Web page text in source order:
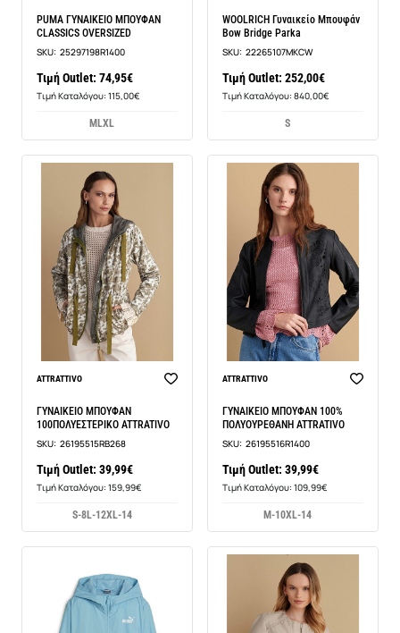
PUMA ΓΥΝΑΙΚΕΙΟ ΜΠΟΥΦΑΝ
CLASSICS OVERSIZED
SKU: 25297198R1400
Τιμή Outlet: 74,95€
Τιμή Καταλόγου: 115,00€
M LXL
WOOLRICH Γυναικείο Μπουφάν
Bow Bridge Parka
SKU: 22265107MKCW
Τιμή Outlet: 252,00€
Τιμή Καταλόγου: 840,00€
S
ATTRATTIVO
ΓΥΝΑΙΚΕΙΟ ΜΠΟΥΦΑΝ
100ΠΟΛΥΕΣΤΕΡΙΚΟ ATTRATIVO
SKU: 26195515RB268
Τιμή Outlet: 39,99€
Τιμή Καταλόγου: 159,99€
S-8L-12XL-14
ATTRATTIVO
ΓΥΝΑΙΚΕΙΟ ΜΠΟΥΦΑΝ 100%
ΠΟΛΥΟΥΡΕΘΑΝΗ ATTRATIVO
SKU: 26195516R1400
Τιμή Outlet: 39,99€
Τιμή Καταλόγου: 109,99€
M-10XL-14